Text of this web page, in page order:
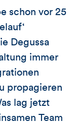
schon vor 25
Degussa
immer
propagieren
lag jetzt
Team